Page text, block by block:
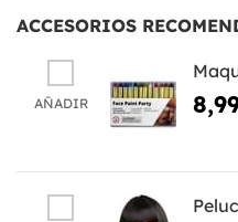
ACCESORIOS
AÑADIR